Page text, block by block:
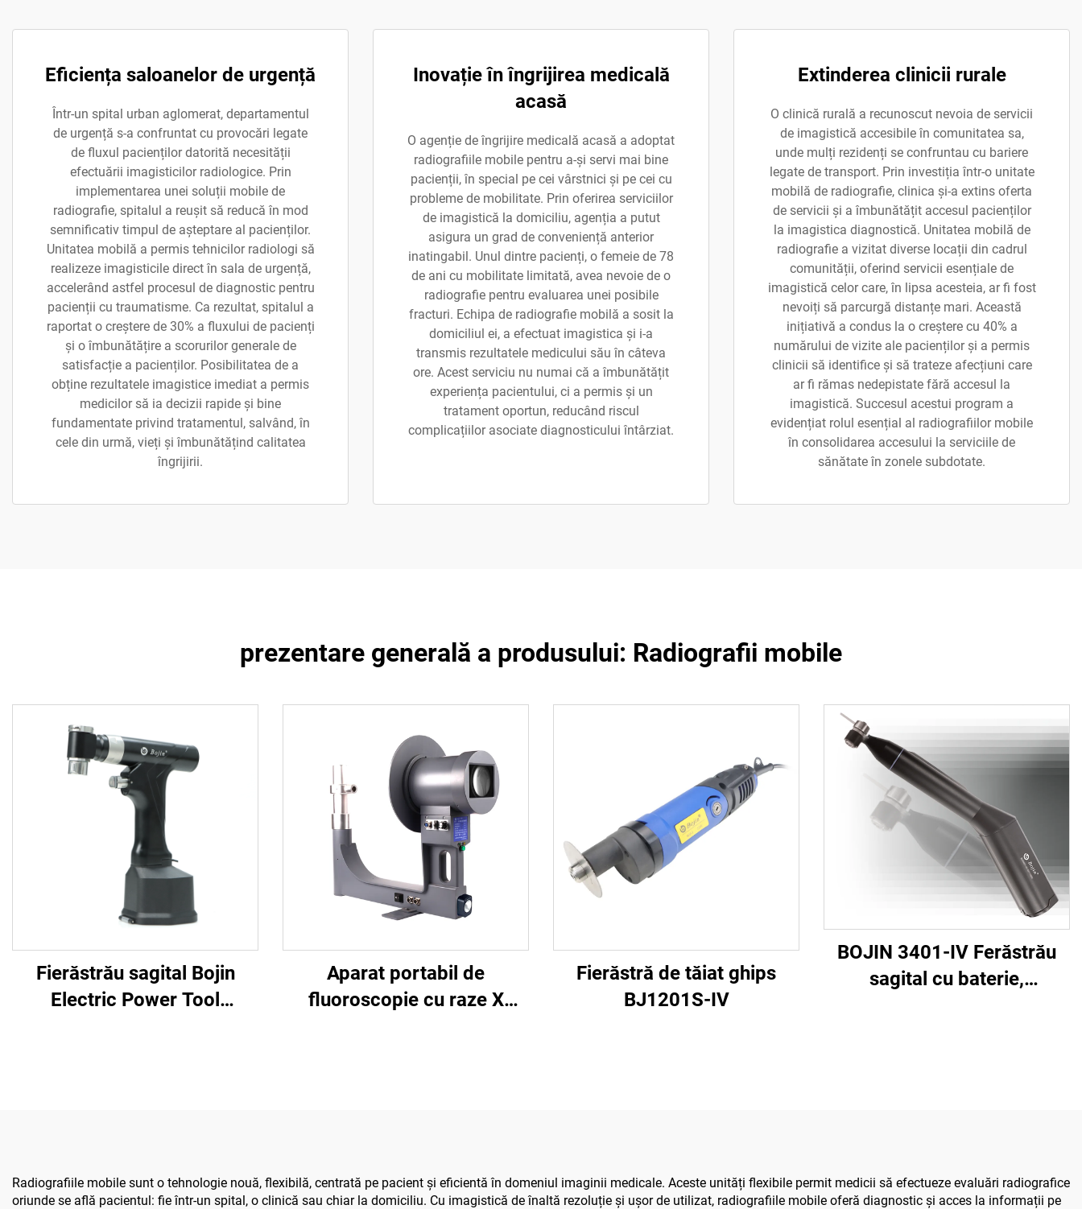
Eficiența saloanelor de urgență
Într-un spital urban aglomerat, departamentul
de urgență s-a confruntat cu provocări legate
de fluxul pacienților datorită necesității
efectuării imagisticilor radiologice. Prin
implementarea unei soluții mobile de
radiografie, spitalul a reușit să reducă în mod
semnificativ timpul de așteptare al pacienților.
Unitatea mobilă a permis tehnicilor radiologi să
realizeze imagisticile direct în sala de urgență,
accelerând astfel procesul de diagnostic pentru
pacienții cu traumatisme. Ca rezultat, spitalul a
raportat o creștere de 30% a fluxului de pacienți
și o îmbunătățire a scorurilor generale de
satisfacție a pacienților. Posibilitatea de a
obține rezultatele imagistice imediat a permis
medicilor să ia decizii rapide și bine
fundamentate privind tratamentul, salvând, în
cele din urmă, vieți și îmbunătățind calitatea
îngrijirii.
Inovație în îngrijirea medicală
acasă
O agenție de îngrijire medicală acasă a adoptat
radiografiile mobile pentru a-și servi mai bine
pacienții, în special pe cei vârstnici și pe cei cu
probleme de mobilitate. Prin oferirea serviciilor
de imagistică la domiciliu, agenția a putut
asigura un grad de conveniență anterior
inatingabil. Unul dintre pacienți, o femeie de 78
de ani cu mobilitate limitată, avea nevoie de o
radiografie pentru evaluarea unei posibile
fracturi. Echipa de radiografie mobilă a sosit la
domiciliul ei, a efectuat imagistica și i-a
transmis rezultatele medicului său în câteva
ore. Acest serviciu nu numai că a îmbunătățit
experiența pacientului, ci a permis și un
tratament oportun, reducând riscul
complicațiilor asociate diagnosticului întârziat.
Extinderea clinicii rurale
O clinică rurală a recunoscut nevoia de servicii
de imagistică accesibile în comunitatea sa,
unde mulți rezidenți se confruntau cu bariere
legate de transport. Prin investiția într-o unitate
mobilă de radiografie, clinica și-a extins oferta
de servicii și a îmbunătățit accesul pacienților
la imagistica diagnostică. Unitatea mobilă de
radiografie a vizitat diverse locații din cadrul
comunității, oferind servicii esențiale de
imagistică celor care, în lipsa acesteia, ar fi fost
nevoiți să parcurgă distanțe mari. Această
inițiativă a condus la o creștere cu 40% a
numărului de vizite ale pacienților și a permis
clinicii să identifice și să trateze afecțiuni care
ar fi rămas nedepistate fără accesul la
imagistică. Succesul acestui program a
evidențiat rolul esențial al radiografiilor mobile
în consolidarea accesului la serviciile de
sănătate în zonele subdotate.
prezentare generală a produsului: Radiografii mobile
Fierăstrău sagital Bojin
Electric Power Tool
Aparat portabil de
fluoroscopie cu raze X
Fierăstră de tăiat ghips
BJ1201S-IV
BOJIN 3401-IV Ferăstrău
sagital cu baterie,
Radiografiile mobile sunt o tehnologie nouă, flexibilă, centrată pe pacient și eficientă în domeniul imaginii medicale. Aceste unități flexibile permit medicii să efectueze evaluări radiografice
oriunde se află pacientul: fie într-un spital, o clinică sau chiar la domiciliu. Cu imagistică de înaltă rezoluție și ușor de utilizat, radiografiile mobile oferă diagnostic și acces la informații pe